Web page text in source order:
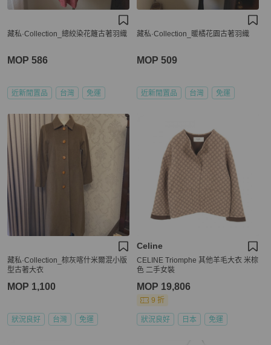
藏私·Collection_總絞染花籬古著羽織
MOP 586
近新閒置品 台灣 免運
藏私·Collection_暖橘花園古著羽織
MOP 509
近新閒置品 台灣 免運
藏私·Collection_棕灰喀什米爾混小版
型古著大衣
MOP 1,100
狀況良好 台灣 免運
Celine
CELINE Triomphe 其他羊毛大衣 米棕
色 二手女裝
MOP 19,806
9 折
狀況良好 日本 免運